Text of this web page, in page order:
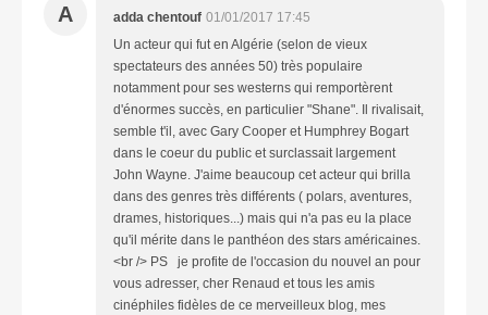
A adda chentouf 01/01/2017 17:45
Un acteur qui fut en Algérie (selon de vieux
spectateurs des années 50) très populaire
notamment pour ses westerns qui remportèrent
d'énormes succès, en particulier "Shane". Il rivalisait,
semble t'il, avec Gary Cooper et Humphrey Bogart
dans le coeur du public et surclassait largement
John Wayne. J'aime beaucoup cet acteur qui brilla
dans des genres très différents ( polars, aventures,
drames, historiques...) mais qui n'a pas eu la place
qu'il mérite dans le panthéon des stars américaines.
<br /> PS je profite de l'occasion du nouvel an pour
vous adresser, cher Renaud et tous les amis
cinéphiles fidèles de ce merveilleux blog, mes